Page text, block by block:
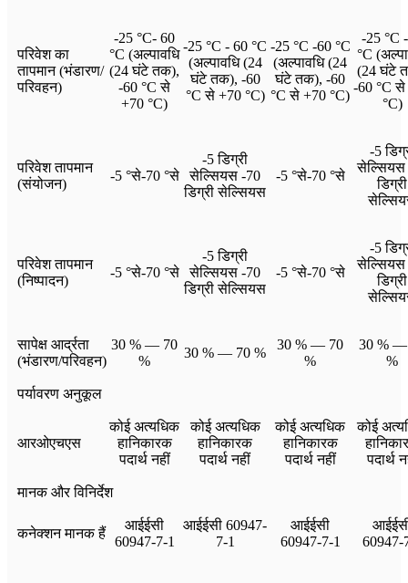
परिवेश का
तापमान (भंडारण/
परिवहन)
-25 °C- 60
°C (अल्पावधि
(24 घंटे तक),
-60 °C से
+70 °C)
-25 °C - 60 °C
(अल्पावधि (24
घंटे तक), -60
°C से +70 °C)
-25 °C -60 °C
(अल्पावधि (24
घंटे तक), -60
°C से +70 °C)
-25 °C
°C
(24 घंटे
-60 °C से
°C)
परिवेश तापमान
(संयोजन)
-5 °से-70 °से
-5 डिग्री
सेल्सियस -70
डिग्री सेल्सियस
-5 °से-70 °से
-5
सेल्सियस
डिग्री
परिवेश तापमान
(निष्पादन)
-5 °से-70 °से
-5 डिग्री
सेल्सियस -70
डिग्री सेल्सियस
-5 °से-70 °से
-5
सेल्सियस
डिग्री
सापेक्ष आर्द्रता
(भंडारण/परिवहन)
30 % — 70
%
30 % — 70 %
30 % — 70
%
30 % —
%
पर्यावरण अनुकूल
आरओएचएस
कोई अत्यधिक
हानिकारक
पदार्थ नहीं
कोई अत्यधिक
हानिकारक
पदार्थ नहीं
कोई अत्यधिक
हानिकारक
पदार्थ नहीं
कोई
पदार्थ
मानक और विनिर्देश
कनेक्शन मानक हैं
आईईसी
60947-7-1
आईईसी 60947-
7-1
आईईसी
60947-7-1
60947-